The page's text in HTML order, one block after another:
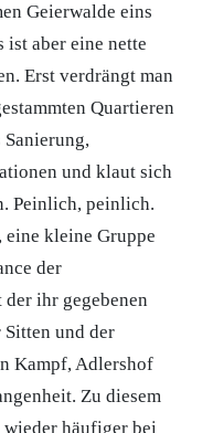
Geierwalde eins
ist aber eine nette
Erst verdrängt man
Quartieren
und klaut sich
Peinlich, peinlich.
kleine Gruppe
der
ihr gegebenen
und der
Kampf, Adlershof
Zu diesem
wieder häufiger bei